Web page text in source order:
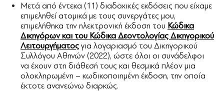
Μετά από έντεκα (11) διαδοχικές εκδόσεις που είχαμε
επιμεληθεί ατομικά με τους συνεργάτες μου,
επιμελήθηκα την ηλεκτρονική έκδοση του Κώδικα
Δικηγόρων και του Κώδικα Δεοντολογίας Δικηγορικού
Λειτουργήματος για λογαριασμό του Δικηγορικού
Συλλόγου Αθηνών (2022), ώστε όλοι οι συνάδελφοι
να έχουν στη διάθεσή τους και θεσμικά πλέον μια
ολοκληρωμένη – κωδικοποιημένη έκδοση, την οποία
έκτοτε ανανεώνω διαρκώς.